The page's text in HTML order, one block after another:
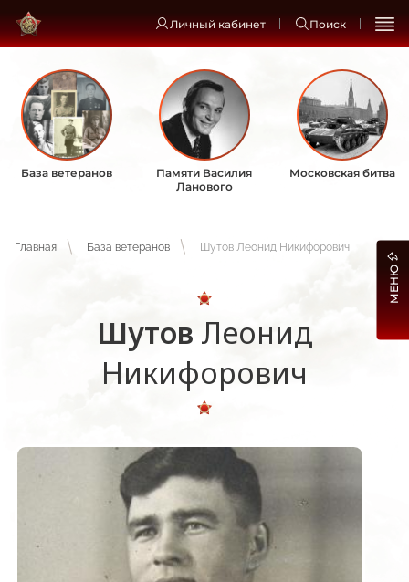
Личный кабинет Поиск
База ветеранов
Памяти Василия
Ланового
Московская битва
Главная База ветеранов Шутов Леонид Никифорович
Шутов Леонид
Никифорович
МЕНЮ